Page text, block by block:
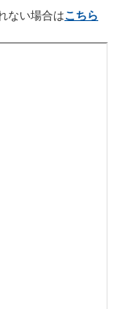
ない場合はこちら